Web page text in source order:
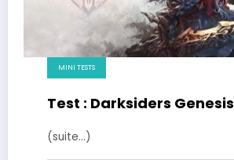
MINI TESTS
Test : Darksiders Genesis
(suite…)